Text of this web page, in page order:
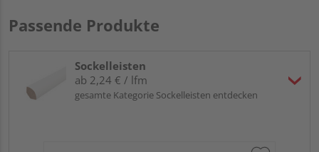
Passende Produkte
Sockelleisten
ab 2,24 € / lfm
gesamte Kategorie Sockelleisten entdecken